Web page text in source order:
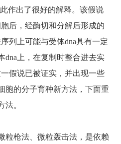
作出了很好的解释。该假说
后，经酶切和分解后形成的
列上可能与受体dna具有一定
dna上，在复制时整合进去实
假说已被证实，并出现一些
胞的分子育种新方法，下面重
法。
粒枪法、微粒轰击法，是依赖